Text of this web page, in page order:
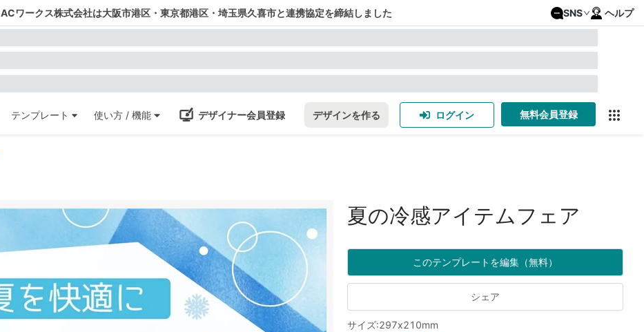
ACワークス株式会社は大阪市港区・東京都港区・埼玉県久喜市と連携協定を締結しました SNS ヘルプ
テンプレート 使い方 / 機能 デザイナー会員登録 デザインを作る ログイン 無料会員登録
夏の冷感アイテムフェア
このテンプレートを編集（無料）
シェア
サイズ:297x210mm